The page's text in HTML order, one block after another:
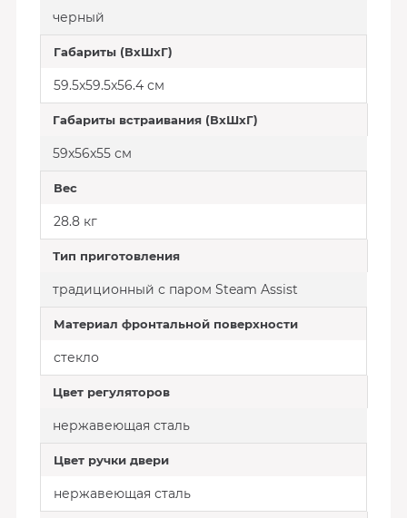
черный
Габариты (ВхШхГ)
59.5x59.5x56.4 см
Габариты встраивания (ВхШхГ)
59x56x55 см
Вес
28.8 кг
Тип приготовления
традиционный с паром Steam Assist
Материал фронтальной поверхности
стекло
Цвет регуляторов
нержавеющая сталь
Цвет ручки двери
нержавеющая сталь